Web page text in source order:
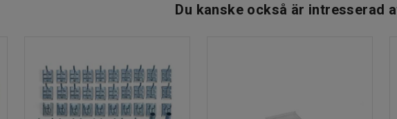
Du kanske också är intresserad